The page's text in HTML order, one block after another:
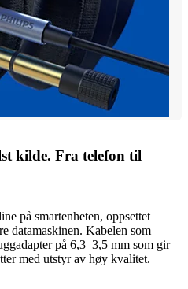
kilde. Fra telefon til
på smartenheten, oppsettet
datamaskinen. Kabelen som
på 6,3–3,5 mm som gir
med utstyr av høy kvalitet.